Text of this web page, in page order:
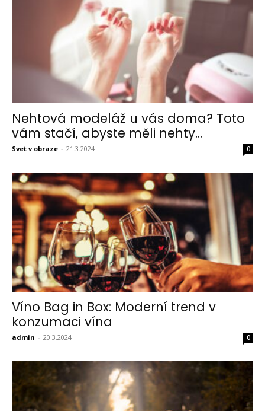
Nehtová modeláž u vás doma? Toto
vám stačí, abyste měli nehty...
Svet v obraze - 21.3.2024 0
Víno Bag in Box: Moderní trend v
konzumaci vína
admin - 20.3.2024 0